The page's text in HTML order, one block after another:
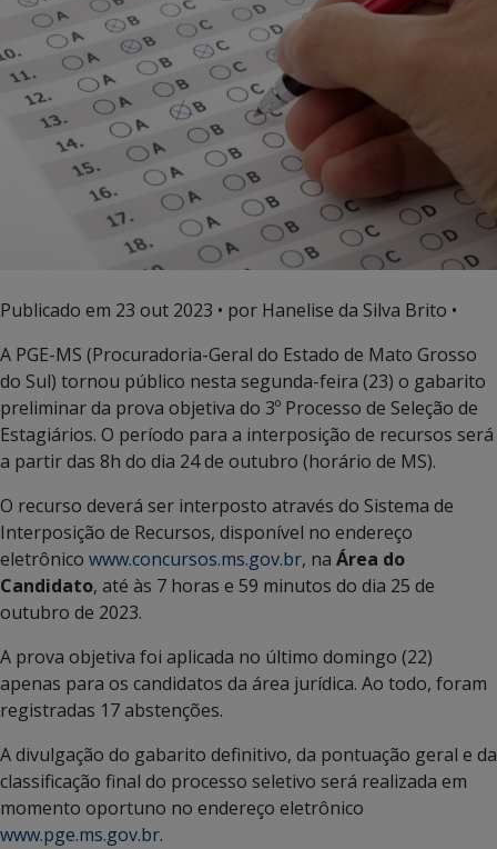
Publicado em 23 out 2023 • por Hanelise da Silva Brito •
A PGE-MS (Procuradoria-Geral do Estado de Mato Grosso
do Sul) tornou público nesta segunda-feira (23) o gabarito
preliminar da prova objetiva do 3º Processo de Seleção de
Estagiários. O período para a interposição de recursos será
a partir das 8h do dia 24 de outubro (horário de MS).
O recurso deverá ser interposto através do Sistema de
Interposição de Recursos, disponível no endereço
eletrônico www.concursos.ms.gov.br, na Área do
Candidato, até às 7 horas e 59 minutos do dia 25 de
outubro de 2023.
A prova objetiva foi aplicada no último domingo (22)
apenas para os candidatos da área jurídica. Ao todo, foram
registradas 17 abstenções.
A divulgação do gabarito definitivo, da pontuação geral e da
classificação final do processo seletivo será realizada em
momento oportuno no endereço eletrônico
www.pge.ms.gov.br.